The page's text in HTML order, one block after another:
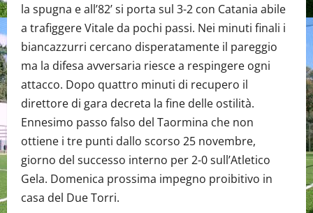
la spugna e all’82’ si porta sul 3-2 con Catania abile
a trafiggere Vitale da pochi passi. Nei minuti finali i
biancazzurri cercano disperatamente il pareggio
ma la difesa avversaria riesce a respingere ogni
attacco. Dopo quattro minuti di recupero il
direttore di gara decreta la fine delle ostilità.
Ennesimo passo falso del Taormina che non
ottiene i tre punti dallo scorso 25 novembre,
giorno del successo interno per 2-0 sull’Atletico
Gela. Domenica prossima impegno proibitivo in
casa del Due Torri.